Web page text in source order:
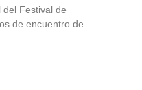
del Festival de
de encuentro de